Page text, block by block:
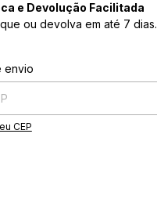
e Devolução Facilitada
ou devolva em até 7 dias.
o CEP:
envio
CEP